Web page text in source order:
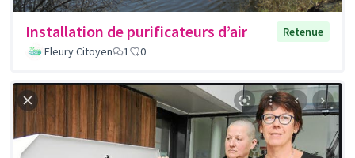
Installation de purificateurs d’air
Retenue
Fleury Citoyen
1 0